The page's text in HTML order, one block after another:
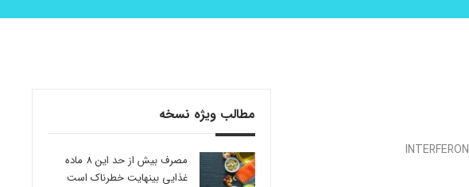
آوونوکس همراه با آلبومین عضلانی – Avonex (with albumin) intramuscular نام ژنریک: اینترفرون بتا 1A / آلبومین انسانی – INTERFERON
مطالب ویژه نسخه
مصرف بیش از حد این 8 ماده
غذایی بینهایت خطرناک است